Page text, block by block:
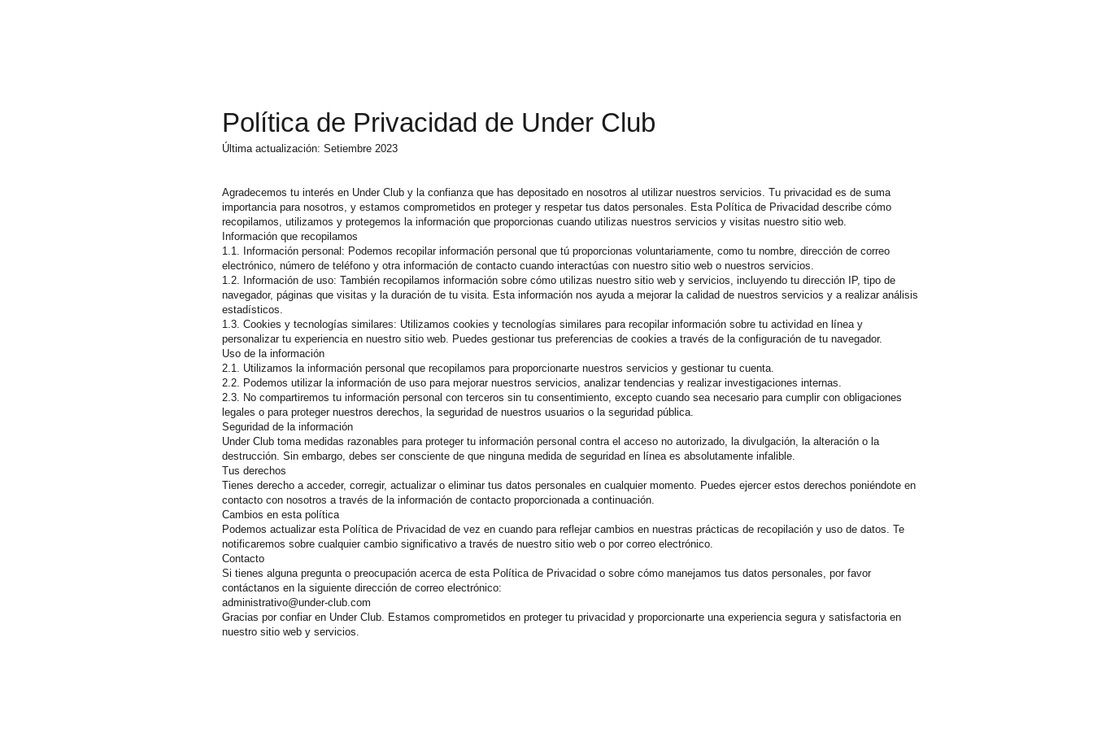
Política de Privacidad de Under Club
Última actualización: Setiembre 2023
Agradecemos tu interés en Under Club y la confianza que has depositado en nosotros al utilizar nuestros servicios. Tu privacidad es de suma
importancia para nosotros, y estamos comprometidos en proteger y respetar tus datos personales. Esta Política de Privacidad describe cómo
recopilamos, utilizamos y protegemos la información que proporcionas cuando utilizas nuestros servicios y visitas nuestro sitio web.
Información que recopilamos
1.1. Información personal: Podemos recopilar información personal que tú proporcionas voluntariamente, como tu nombre, dirección de correo
electrónico, número de teléfono y otra información de contacto cuando interactúas con nuestro sitio web o nuestros servicios.
1.2. Información de uso: También recopilamos información sobre cómo utilizas nuestro sitio web y servicios, incluyendo tu dirección IP, tipo de
navegador, páginas que visitas y la duración de tu visita. Esta información nos ayuda a mejorar la calidad de nuestros servicios y a realizar análisis
estadísticos.
1.3. Cookies y tecnologías similares: Utilizamos cookies y tecnologías similares para recopilar información sobre tu actividad en línea y
personalizar tu experiencia en nuestro sitio web. Puedes gestionar tus preferencias de cookies a través de la configuración de tu navegador.
Uso de la información
2.1. Utilizamos la información personal que recopilamos para proporcionarte nuestros servicios y gestionar tu cuenta.
2.2. Podemos utilizar la información de uso para mejorar nuestros servicios, analizar tendencias y realizar investigaciones internas.
2.3. No compartiremos tu información personal con terceros sin tu consentimiento, excepto cuando sea necesario para cumplir con obligaciones
legales o para proteger nuestros derechos, la seguridad de nuestros usuarios o la seguridad pública.
Seguridad de la información
Under Club toma medidas razonables para proteger tu información personal contra el acceso no autorizado, la divulgación, la alteración o la
destrucción. Sin embargo, debes ser consciente de que ninguna medida de seguridad en línea es absolutamente infalible.
Tus derechos
Tienes derecho a acceder, corregir, actualizar o eliminar tus datos personales en cualquier momento. Puedes ejercer estos derechos poniéndote en
contacto con nosotros a través de la información de contacto proporcionada a continuación.
Cambios en esta política
Podemos actualizar esta Política de Privacidad de vez en cuando para reflejar cambios en nuestras prácticas de recopilación y uso de datos. Te
notificaremos sobre cualquier cambio significativo a través de nuestro sitio web o por correo electrónico.
Contacto
Si tienes alguna pregunta o preocupación acerca de esta Política de Privacidad o sobre cómo manejamos tus datos personales, por favor
contáctanos en la siguiente dirección de correo electrónico:
administrativo@under-club.com
Gracias por confiar en Under Club. Estamos comprometidos en proteger tu privacidad y proporcionarte una experiencia segura y satisfactoria en
nuestro sitio web y servicios.